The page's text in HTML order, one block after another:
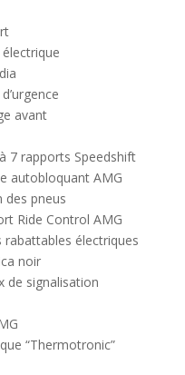
avant
7 rapports Speedshift
autobloquant AMG
des pneus
Ride Control AMG
rabattables électriques
noir
de signalisation
“Thermotronic”